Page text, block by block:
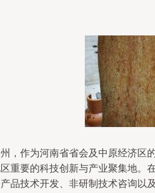
，作为河南省省会及中原经济区
重要的科技创新与产业聚集地。
品技术开发、非研制技术咨询以